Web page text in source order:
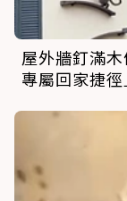
屋外牆釘滿
專屬回家捷